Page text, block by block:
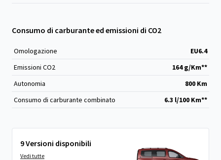
Consumo di carburante ed emissioni di CO2
Omologazione
EU6.4
Emissioni CO2
164 g/Km**
Autonomia
800 Km
Consumo di carburante combinato
6.3 l/100 Km**
9 Versioni disponibili
Vedi tutte